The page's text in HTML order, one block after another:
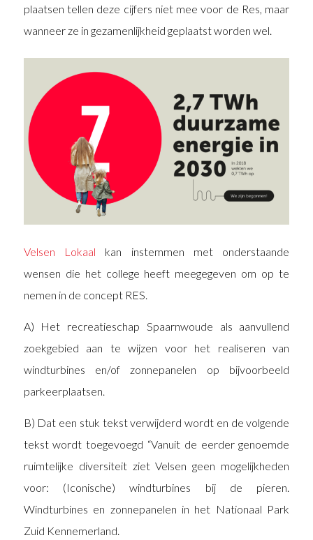
plaatsen tellen deze cijfers niet mee voor de Res, maar
wanneer ze in gezamenlijkheid geplaatst worden wel.
Velsen Lokaal kan instemmen met onderstaande
wensen die het college heeft meegegeven om op te
nemen in de concept RES.
A) Het recreatieschap Spaarnwoude als aanvullend
zoekgebied aan te wijzen voor het realiseren van
windturbines en/of zonnepanelen op bijvoorbeeld
parkeerplaatsen.
B) Dat een stuk tekst verwijderd wordt en de volgende
tekst wordt toegevoegd “Vanuit de eerder genoemde
ruimtelijke diversiteit ziet Velsen geen mogelijkheden
voor: (Iconische) windturbines bij de pieren.
Windturbines en zonnepanelen in het Nationaal Park
Zuid Kennemerland.